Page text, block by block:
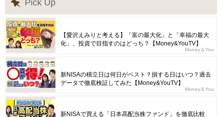
Pick Up
【愛沢えみりと考える】「富の最大化」と「幸福の最大
化」、投資で目指すのはどっち？【Money&YouTV】
Money＆You
新NISAの積立日は何日がベスト？損する日はいつ？過去
データで徹底検証してみた【Money&YouTV】
Money＆You
新NISAで買える「日本高配当株ファンド」を徹底比較